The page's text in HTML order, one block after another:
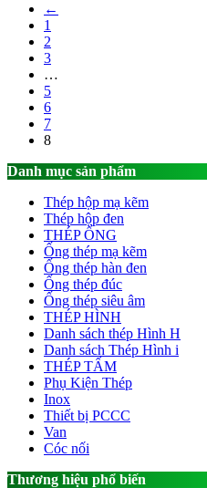
←
1
2
3
…
5
6
7
8
Danh mục sản phẩm
Thép hộp mạ kẽm
Thép hộp đen
THÉP ỐNG
Ống thép mạ kẽm
Ống thép hàn đen
Ống thép đúc
Ống thép siêu âm
THÉP HÌNH
Danh sách thép Hình H
Danh sách Thép Hình i
THÉP TẤM
Phụ Kiện Thép
Inox
Thiết bị PCCC
Van
Cóc nối
Thương hiệu phổ biến